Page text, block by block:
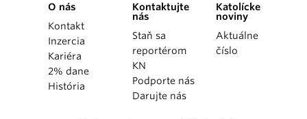
O nás
Kontakt
Inzercia
Kariéra
2% dane
História
Kontaktujte
nás
Staň sa
reportérom
KN
Podporte nás
Darujte nás
Katolícke
noviny
Aktuálne
číslo